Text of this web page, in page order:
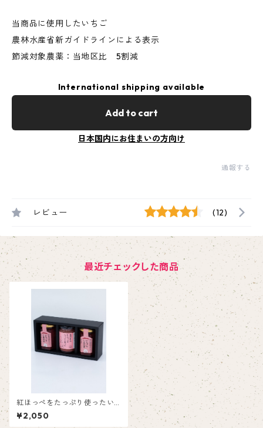
当商品に使用したいちご
農林水産省新ガイドラインによる表示
節減対象農薬：当地区比 5割減
International shipping available
Add to cart
日本国内にお住まいの方向け
通報する
レビュー (12)
最近チェックした商品
紅ほっぺをたっぷり使ったい
ちごバター1個といちごジャム
2個
¥2,050